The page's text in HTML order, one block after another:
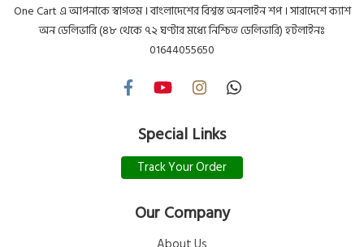
One Cart এ আপনাকে স্বাগতম । বাংলাদেশের বিশ্বস্ত অনলাইন শপ । সারাদেশে ক্যাশ
অন ডেলিভারি (৪৮ থেকে ৭২ ঘণ্টার মধ্যে নিশ্চিত ডেলিভারি) হটলাইনঃ
01644055650
Special Links
Track Your Order
Our Company